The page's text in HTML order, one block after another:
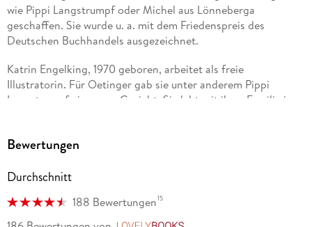
wie Pippi Langstrumpf oder Michel aus Lönneberga
geschaffen. Sie wurde u. a. mit dem Friedenspreis des
Deutschen Buchhandels ausgezeichnet.
Katrin Engelking, 1970 geboren, arbeitet als freie
Illustratorin. Für Oetinger gab sie unter anderem Pippi
Langstrumpf ein neues Gesicht. Sie lebt mit ihrer Familie in
Cäcilie Heinig, 1882 in Koschmin bei Danzig geboren,
ihrem Mann und ihren Kindern zunächst nach Kopenhagen,
Bewertungen
Durchschnitt
188 Bewertungen15